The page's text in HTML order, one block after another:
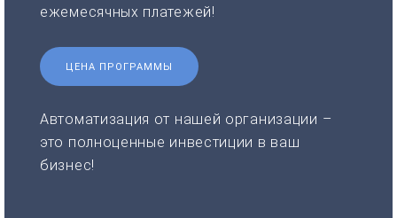
ежемесячных платежей!
ЦЕНА ПРОГРАММЫ
Автоматизация от нашей организации –
это полноценные инвестиции в ваш
бизнес!